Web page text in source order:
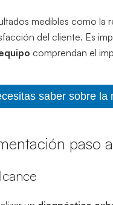
medibles como
del cliente. Es
comprendan el
saber sobre la
paso